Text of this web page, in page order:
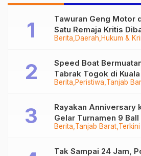
Berita Daerah Hukum &
Tawuran Geng Motor
Satu Remaja Kritis
Ditangkap
Berita Peristiwa Tanjab
Speed Boat
Tabrak Togok di
Sempat Hilang
Berita Tanjab Barat Terkini
Rayakan Anniversary
Gelar Turnamen 9
Juta
Tak Sampai 24 Jam,